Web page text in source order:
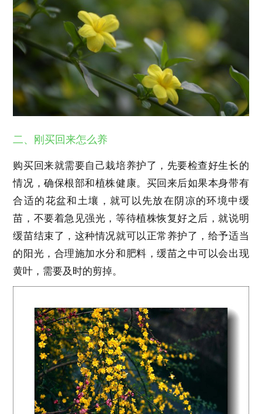
二、刚买回来怎么养
购买回来就需要自己栽培养护了，先要检查好生长的
情况，确保根部和植株健康。买回来后如果本身带有
合适的花盆和土壤，就可以先放在阴凉的环境中缓
苗，不要着急见强光，等待植株恢复好之后，就说明
缓苗结束了，这种情况就可以正常养护了，给予适当
的阳光，合理施加水分和肥料，缓苗之中可以会出现
黄叶，需要及时的剪掉。